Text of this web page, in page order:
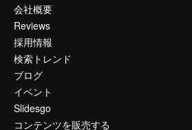
会社概要
Reviews
採用情報
検索トレンド
ブログ
イベント
Slidesgo
コンテンツを販売する